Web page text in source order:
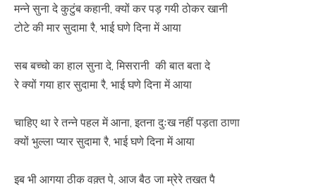
मन्ने सुना दे कुटुंब कहानी, क्यों कर पड़ गयी ठोकर खानी
टोटे की मार सुदामा रै, भाई घणे दिना में आया
सब बच्चो का हाल सुना दे, मिसरानी की बात बता दे
रे क्यों गया हार सुदामा रै, भाई घणे दिना में आया
चाहिए था रे तन्ने पहल में आना, इतना दुःख नहीं पड़ता ठाणा
क्यों भुल्ला प्यार सुदामा रै, भाई घणे दिना में आया
इब भी आगया ठीक वक़्त पे, आज बैठ जा म्रेरे तखत पै